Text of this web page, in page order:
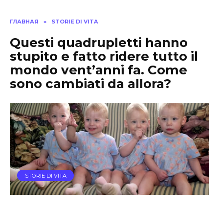
ГЛАВНАЯ » STORIE DI VITA
Questi quadrupletti hanno
stupito e fatto ridere tutto il
mondo vent’anni fa. Come
sono cambiati da allora?
STORIE DI VITA